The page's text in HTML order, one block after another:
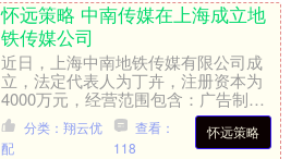
怀远策略 中南传媒在上海成立地
铁传媒公司
近日，上海中南地铁传媒有限公司成
立，法定代表人为丁卉，注册资本为
4000万元，经营范围包含：广告制
作；组织文化艺术交流活动；文艺创
作；互联网数据服务；数据处理服....
怀远策略
分类：翔云优
配
查看：
118